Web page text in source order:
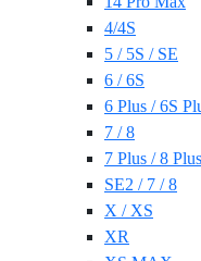
4/4S
5 / 5S / SE
6 / 6S
6 Plus / 6S
7 / 8
7 Plus / 8 Plus
SE2 / 7 / 8
X / XS
XR